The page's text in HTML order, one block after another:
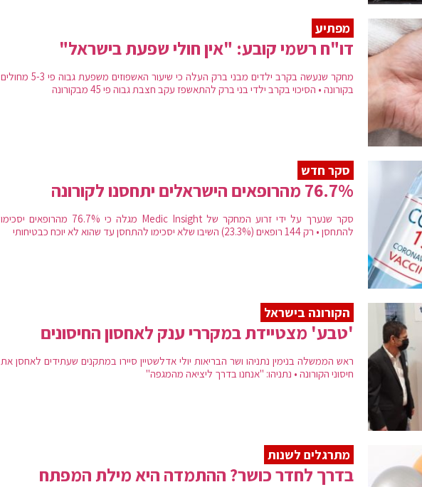
מפתיע
דו"ח רשמי קובע: "אין חולי שפעת בישראל"
מחקר שנעשה בקרב ילדים מבני ברק העלה כי שיעור האשפוזים משפעת גבוה פי 5-3 מחולים
בקורונה • הסיכוי בקרב ילדי בני ברק להתאשפז עקב חצבת גבוה פי 45 מבקורונה
סקר חדש
76.7% מהרופאים הישראלים יתחסנו לקורונה
סקר שנערך על ידי זרוע המחקר של Medic Insight מגלה כי 76.7% מהרופאים יסכימו
להתחסן • רק 144 רופאים (23.3%) השיבו שלא יסכימו להתחסן עד שהוא לא יוכח כבטיחותי
הקורונה בישראל
'טבע' מצטיידת במקררי ענק לאחסון החיסונים
ראש הממשלה בנימין נתניהו ושר הבריאות יולי אדלשטיין סיירו במתקנים שעתידים לאחסן את
חיסוני הקורונה • נתניהו: "אנחנו בדרך ליציאה מהמגפה"
מתרגלים לשנות
בדרך לחדר כושר? ההתמדה היא מילת המפתח